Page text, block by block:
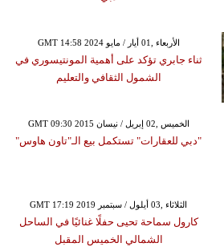
GMT 14:58 2024 الأربعاء ,01 أيار / مايو
ثناء جابري تؤكد على أهمية المونتيسوري في
الشمول الثقافي والتعليم
GMT 09:30 2015 الخميس ,02 إبريل / نيسان
"دبي للعقارات" تستكمل بيع الـ"تاون هاوس"
GMT 17:19 2019 الثلاثاء ,03 أيلول / سبتمبر
كارول سماحة تحيى حفلًا غنائيًا في الساحل
الشمالي الخميس المقبل